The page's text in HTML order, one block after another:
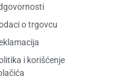
o trgovcu
i korišćenje